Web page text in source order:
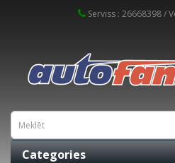
Serviss : 26668398 /
Categories